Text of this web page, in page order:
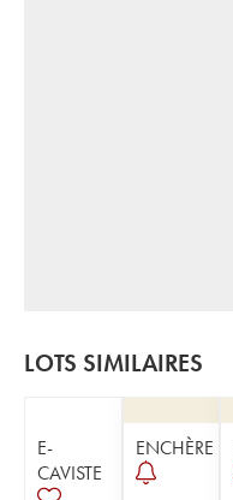
LOTS SIMILAIRES
E-
CAVISTE
ENCHÈRE